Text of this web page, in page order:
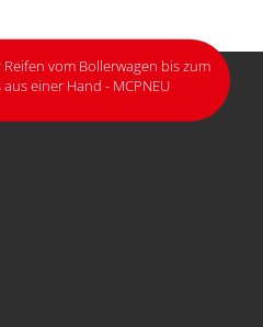
vom Bollerwagen bis zum
einer Hand - MCPNEU